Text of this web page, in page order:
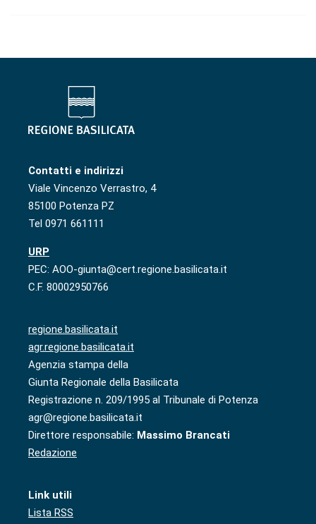
Contatti e indirizzi
Viale Vincenzo Verrastro, 4
85100 Potenza PZ
Tel 0971 661111
URP
PEC: AOO-giunta@cert.regione.basilicata.it
C.F. 80002950766
regione.basilicata.it
agr.regione.basilicata.it
Agenzia stampa della
Giunta Regionale della Basilicata
Registrazione n. 209/1995 al Tribunale di Potenza
agr@regione.basilicata.it
Direttore responsabile: Massimo Brancati
Redazione
Link utili
Lista RSS